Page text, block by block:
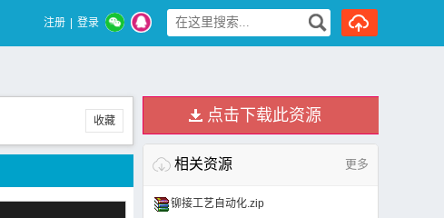
注册 登录
收藏 点击下载此资源
相关资源 更多
铆接工艺自动化.zip